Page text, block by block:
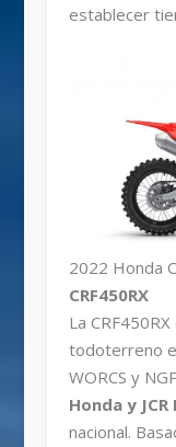
establecer
2022 Honda
CRF450RX
La
todoterreno
WORCS y
Honda y JCR
nacional.